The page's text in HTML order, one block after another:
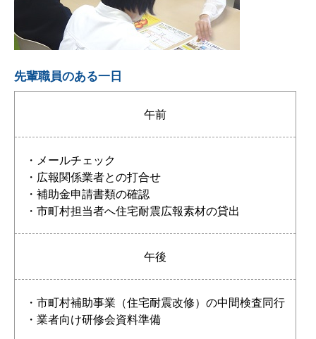
先輩職員のある一日
午前
・メールチェック
・広報関係業者との打合せ
・補助金申請書類の確認
・市町村担当者へ住宅耐震広報素材の貸出
午後
・市町村補助事業（住宅耐震改修）の中間検査同行
・業者向け研修会資料準備